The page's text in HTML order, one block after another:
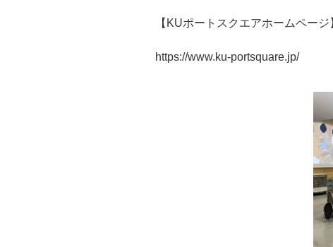
【 KUポートスクエアホームページ
https://www.ku-portsquare.jp/